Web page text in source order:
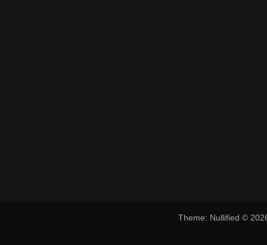
Theme: Nullified ©